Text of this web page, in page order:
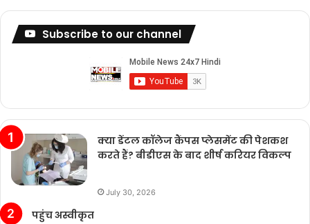
Subscribe to our channel
क्या डेंटल कॉलेज कैंपस प्लेसमेंट की पेशकश
करते हैं? बीडीएस के बाद शीर्ष करियर विकल्प
July 30, 2026
पहुंच अस्वीकृत